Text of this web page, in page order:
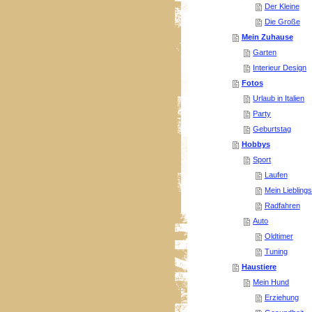
Der Kleine
Die Große
Mein Zuhause
Garten
Interieur Design
Fotos
Urlaub in Italien
Party
Geburtstag
Hobbys
Sport
Laufen
Mein
Radfahren
Auto
Oldtimer
Tuning
Haustiere
Mein Hund
Erziehung